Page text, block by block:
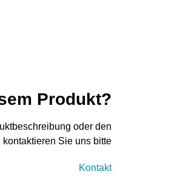
Produkt?
oder den
Sie uns bitte
Kontakt